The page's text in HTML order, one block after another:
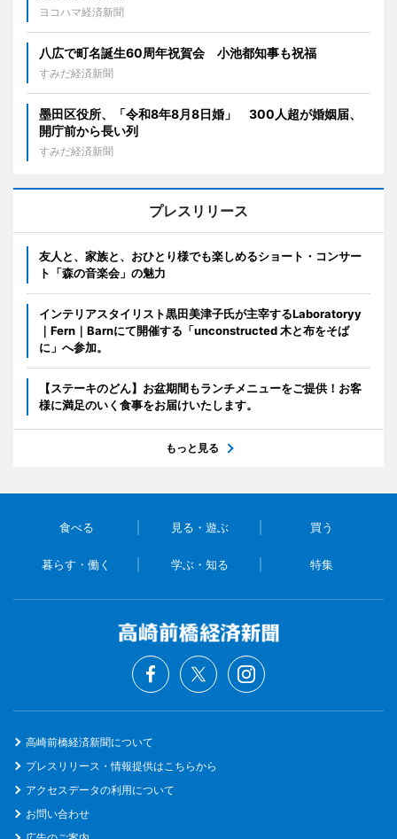
ヨコハマ経済新聞
八広で町名誕生60周年祝賀会 小池都知事も祝福
すみだ経済新聞
墨田区役所、「令和8年8月8日婚」 300人超が婚姻届、
開庁前から長い列
すみだ経済新聞
プレスリリース
友人と、家族と、おひとり様でも楽しめるショート・コンサー
ト「森の音楽会」の魅力
インテリアスタイリスト黒田美津子氏が主宰するLaboratoryy
｜Fern｜Barnにて開催する「unconstructed 木と布をそば
に」へ参加。
【ステーキのどん】お盆期間もランチメニューをご提供！お客
様に満足のいく食事をお届けいたします。
もっと見る
食べる 見る・遊ぶ 買う
暮らす・働く 学ぶ・知る 特集
高崎前橋経済新聞について
プレスリリース・情報提供はこちらから
アクセスデータの利用について
お問い合わせ